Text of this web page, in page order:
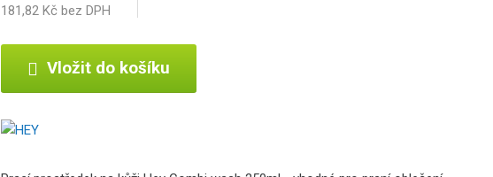
181,82 Kč bez DPH
Vložit do košíku